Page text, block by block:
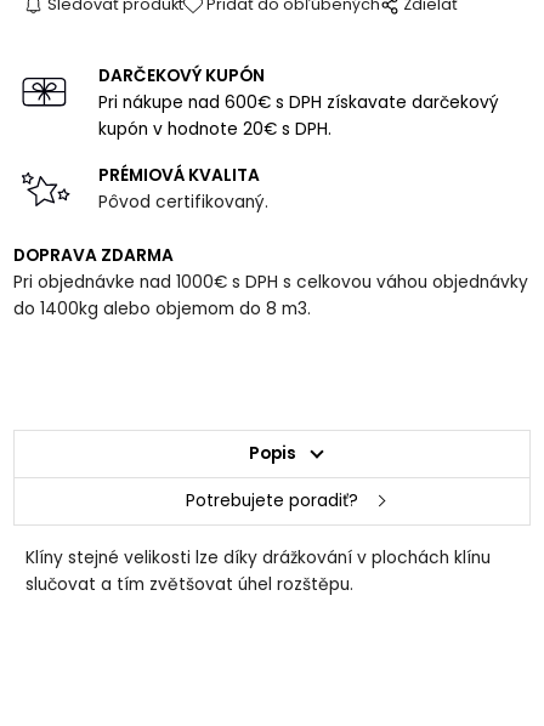
Sledovať produkt Pridať do obľúbených Zdielať
DARČEKOVÝ KUPÓN
Pri nákupe nad 600€ s DPH získavate darčekový
kupón v hodnote 20€ s DPH.
PRÉMIOVÁ KVALITA
Pôvod certifikovaný.
DOPRAVA ZDARMA
Pri objednávke nad 1000€ s DPH s celkovou váhou objednávky
do 1400kg alebo objemom do 8 m3.
Popis
Potrebujete poradiť?
Klíny stejné velikosti lze díky drážkování v plochách klínu
slučovat a tím zvětšovat úhel rozštěpu.